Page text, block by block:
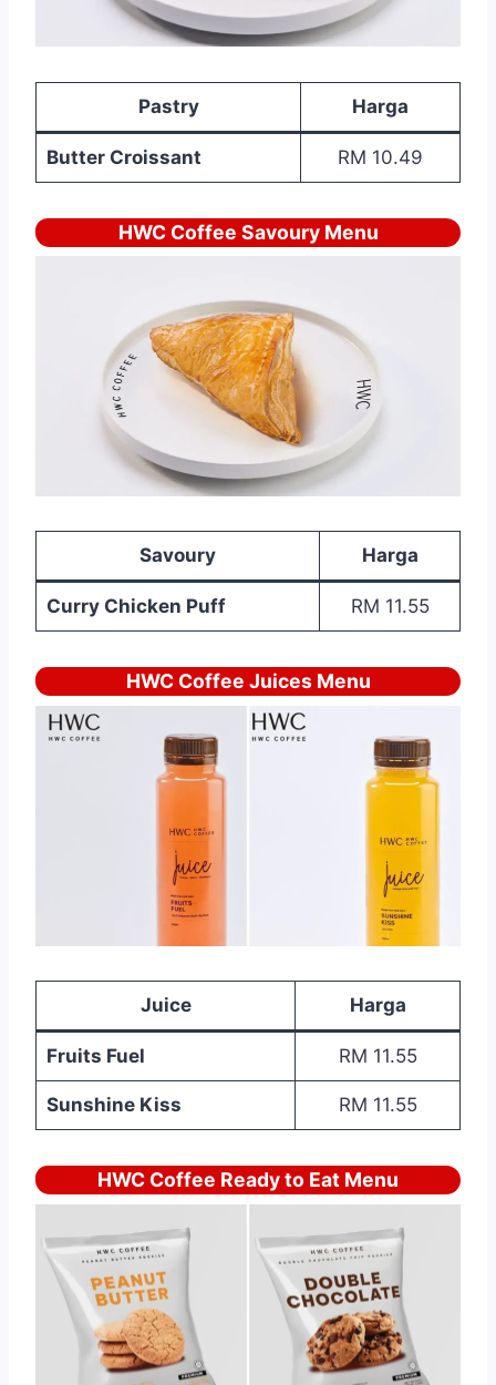
Pastry Harga
Butter Croissant RM 10.49
HWC Coffee Savoury Menu
Savoury Harga
Curry Chicken Puff RM 11.55
HWC Coffee Juices Menu
Juice Harga
Fruits Fuel RM 11.55
Sunshine Kiss RM 11.55
HWC Coffee Ready to Eat Menu